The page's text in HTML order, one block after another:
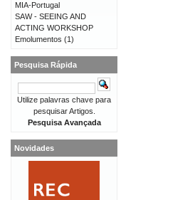
MIA-Portugal
SAW - SEEING AND
ACTING WORKSHOP
Emolumentos (1)
Pesquisa Rápida
Utilize palavras chave para
pesquisar Artigos.
Pesquisa Avançada
Novidades